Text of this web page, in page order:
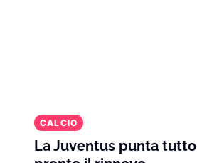
CALCIO
La Juventus punta